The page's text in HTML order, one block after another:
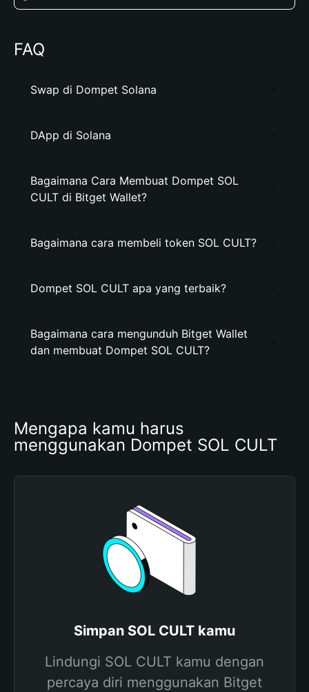
FAQ
Swap di Dompet Solana
DApp di Solana
Bagaimana Cara Membuat Dompet SOL
CULT di Bitget Wallet?
Bagaimana cara membeli token SOL CULT?
Dompet SOL CULT apa yang terbaik?
Bagaimana cara mengunduh Bitget Wallet
dan membuat Dompet SOL CULT?
Mengapa kamu harus
menggunakan Dompet SOL CULT
Simpan SOL CULT kamu
Lindungi SOL CULT kamu dengan
percaya diri menggunakan Bitget